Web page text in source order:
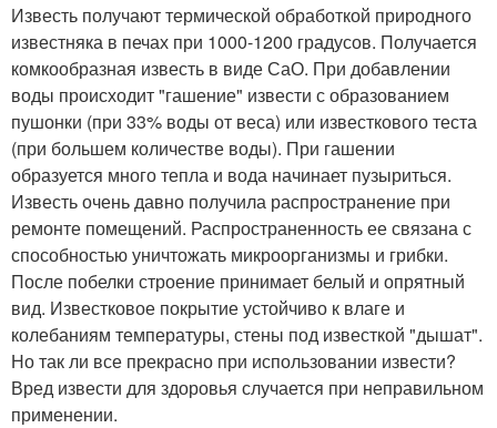
Известь получают термической обработкой природного
известняка в печах при 1000-1200 градусов. Получается
комкообразная известь в виде СаО. При добавлении
воды происходит "гашение" извести с образованием
пушонки (при 33% воды от веса) или известкового теста
(при большем количестве воды). При гашении
образуется много тепла и вода начинает пузыриться.
Известь очень давно получила распространение при
ремонте помещений. Распространенность ее связана с
способностью уничтожать микроорганизмы и грибки.
После побелки строение принимает белый и опрятный
вид. Известковое покрытие устойчиво к влаге и
колебаниям температуры, стены под известкой "дышат".
Но так ли все прекрасно при использовании извести?
Вред извести для здоровья случается при неправильном
применении.